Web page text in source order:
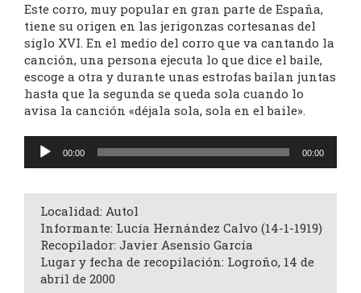
Este corro, muy popular en gran parte de España,
tiene su origen en las jerigonzas cortesanas del
siglo XVI. En el medio del corro que va cantando la
canción, una persona ejecuta lo que dice el baile,
escoge a otra y durante unas estrofas bailan juntas
hasta que la segunda se queda sola cuando lo
avisa la canción «déjala sola, sola en el baile».
Reproductor
00:00 00:00
Localidad: Autol
Informante: Lucía Hernández Calvo (14-1-1919)
Recopilador: Javier Asensio García
Lugar y fecha de recopilación: Logroño, 14 de
abril de 2000